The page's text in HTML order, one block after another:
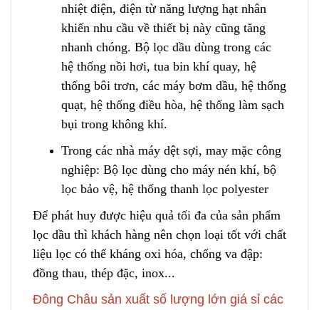
nhiệt điện, điện từ năng lượng hạt nhân
khiến nhu cầu về thiết bị này cũng tăng
nhanh chóng. Bộ lọc dầu dùng trong các
hệ thống nồi hơi, tua bin khí quay, hệ
thống bôi trơn, các máy bơm dầu, hệ thống
quạt, hệ thống điều hòa, hệ thống làm sạch
bụi trong không khí.
Trong các nhà máy dệt sợi, may mặc công
nghiệp: Bộ lọc dùng cho máy nén khí, bộ
lọc bảo vệ, hệ thống thanh lọc polyester
Để phát huy được hiệu quả tối đa của sản phẩm
lọc dầu thì khách hàng nên chọn loại tốt với chất
liệu lọc có thể kháng oxi hóa, chống va đập:
đồng thau, thép đặc, inox...
Đông Châu sản xuất số lượng lớn giá sỉ các